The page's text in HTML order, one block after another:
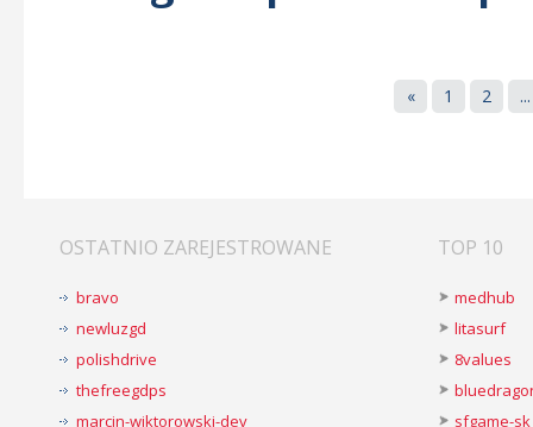
« 1 2 ...
OSTATNIO ZAREJESTROWANE
bravo
newluzgd
polishdrive
thefreegdps
marcin-wiktorowski-dev
TOP 10
medhub
litasurf
8values
sfgame-sk